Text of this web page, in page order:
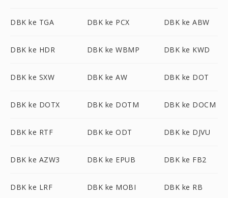
DBK ke TGA DBK ke PCX DBK ke ABW
DBK ke HDR DBK ke WBMP DBK ke KWD
DBK ke SXW DBK ke AW DBK ke DOT
DBK ke DOTX DBK ke DOTM DBK ke DOCM
DBK ke RTF DBK ke ODT DBK ke DJVU
DBK ke AZW3 DBK ke EPUB DBK ke FB2
DBK ke LRF DBK ke MOBI DBK ke RB